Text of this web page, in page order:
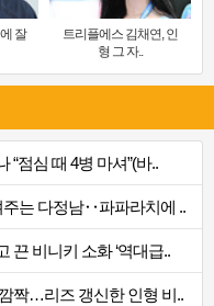
잘
트리플에스 김채연, 인
형 그 자..
“점심 때 4병 마셔”(바..
주는 다정남‥파파라치에 ..
끈 비니키 소화 ‘역대급..
짝…리즈 갱신한 인형 비..